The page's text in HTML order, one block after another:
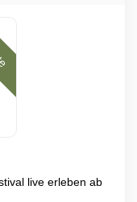
live erleben ab